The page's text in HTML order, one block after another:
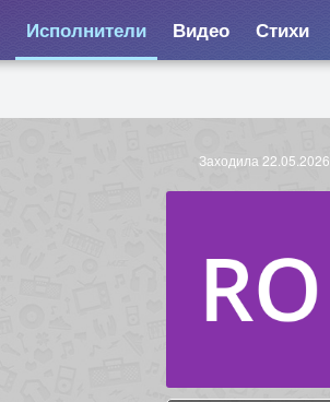
Исполнители Видео Стихи
Заходила 22.05.2026